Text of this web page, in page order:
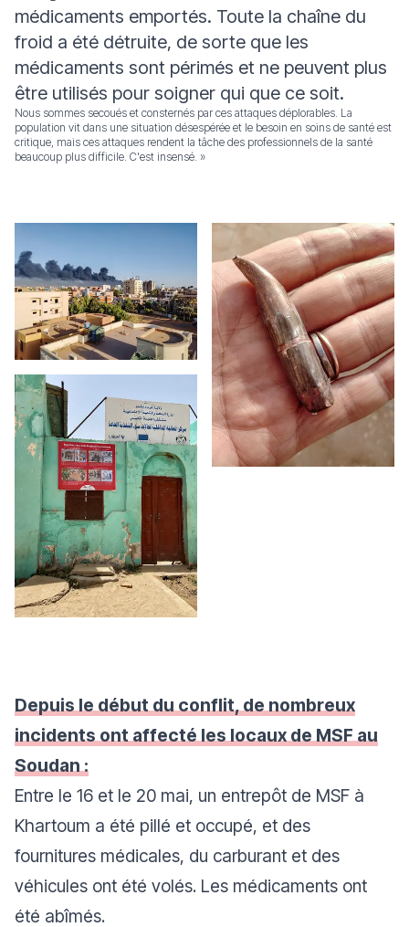
médicaments emportés. Toute la chaîne du
froid a été détruite, de sorte que les
médicaments sont périmés et ne peuvent plus
être utilisés pour soigner qui que ce soit.
Nous sommes secoués et consternés par ces attaques déplorables. La
population vit dans une situation désespérée et le besoin en soins de santé est
critique, mais ces attaques rendent la tâche des professionnels de la santé
beaucoup plus difficile. C'est insensé. »
Depuis le début du conflit, de nombreux
incidents ont affecté les locaux de MSF au
Soudan :
Entre le 16 et le 20 mai, un entrepôt de MSF à
Khartoum a été pillé et occupé, et des
fournitures médicales, du carburant et des
véhicules ont été volés. Les médicaments ont
été abîmés.